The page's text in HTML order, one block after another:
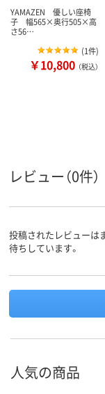
YAMAZEN 優しい座椅
子 幅565×奥行505×高
さ56…
(1件)
￥10,800 （税込）
レビュー（0件）
投稿されたレビューは
待ちしています。
人気の商品